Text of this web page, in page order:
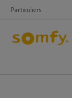
Particuliers